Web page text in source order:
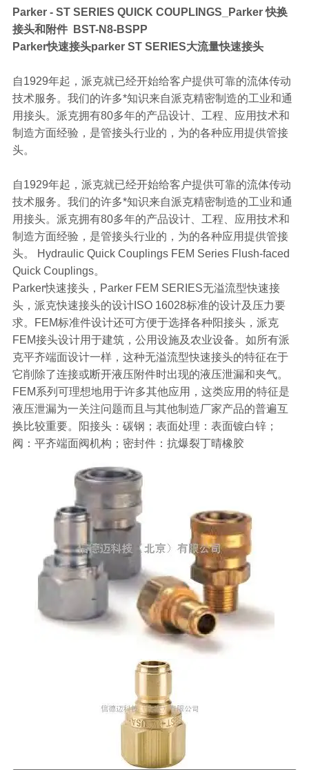
Parker - ST SERIES QUICK COUPLINGS_Parker 快换
接头和附件 BST-N8-BSPP
Parker快速接头parker ST SERIES大流量快速接头
自1929年起，派克就已经开始给客户提供可靠的流体传动
技术服务。我们的许多*知识来自派克精密制造的工业和通
用接头。派克拥有80多年的产品设计、工程、应用技术和
制造方面经验，是管接头行业的，为的各种应用提供管接
头。
自1929年起，派克就已经开始给客户提供可靠的流体传动
技术服务。我们的许多*知识来自派克精密制造的工业和通
用接头。派克拥有80多年的产品设计、工程、应用技术和
制造方面经验，是管接头行业的，为的各种应用提供管接
头。 Hydraulic Quick Couplings FEM Series Flush-faced
Quick Couplings。
Parker快速接头，Parker FEM SERIES无溢流型快速接
头，派克快速接头的设计ISO 16028标准的设计及压力要
求。FEM标准件设计还可方便于选择各种阳接头，派克
FEM接头设计用于建筑，公用设施及农业设备。如所有派
克平齐端面设计一样，这种无溢流型快速接头的特征在于
它削除了连接或断开液压附件时出现的液压泄漏和夹气。
FEM系列可理想地用于许多其他应用，这类应用的特征是
液压泄漏为一关注问题而且与其他制造厂家产品的普遍互
换比较重要。阳接头：碳钢；表面处理：表面镀白锌；
阀：平齐端面阀机构；密封件：抗爆裂丁晴橡胶